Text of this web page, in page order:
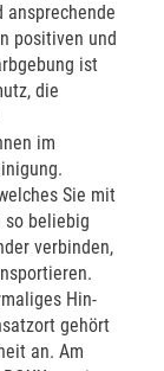
ansprechende
positiven und
ist
die
im
Sie mit
so beliebig
verbinden,
Hin-
gehört
an. Am